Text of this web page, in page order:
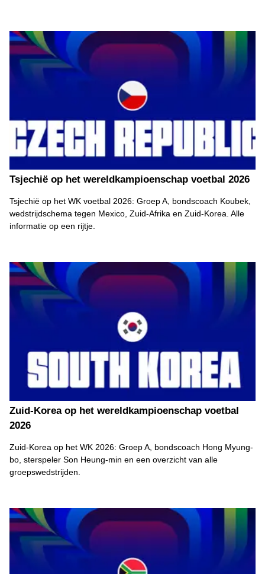
Tsjechië op het wereldkampioenschap voetbal 2026
Tsjechië op het WK voetbal 2026: Groep A, bondscoach Koubek,
wedstrijdschema tegen Mexico, Zuid-Afrika en Zuid-Korea. Alle
informatie op een rijtje.
Zuid-Korea op het wereldkampioenschap voetbal
2026
Zuid-Korea op het WK 2026: Groep A, bondscoach Hong Myung-
bo, sterspeler Son Heung-min en een overzicht van alle
groepswedstrijden.